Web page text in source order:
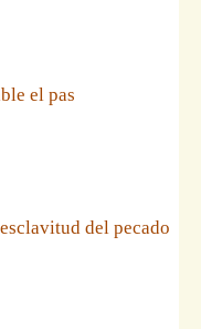
el pas
del pecado